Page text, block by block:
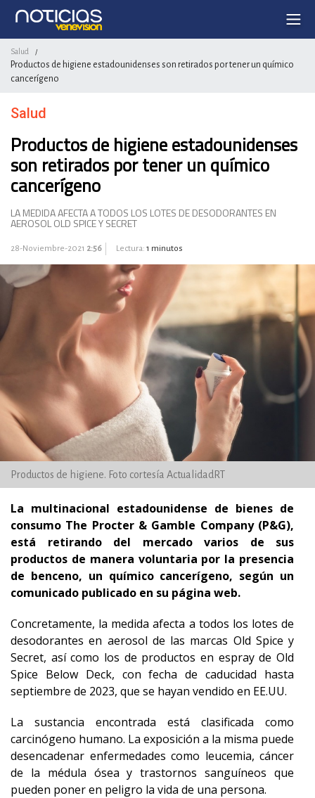
Salud /
Productos de higiene estadounidenses son retirados por tener un químico
cancerígeno
Salud
Productos de higiene estadounidenses
son retirados por tener un químico
cancerígeno
LA MEDIDA AFECTA A TODOS LOS LOTES DE DESODORANTES EN
AEROSOL OLD SPICE Y SECRET
28-Noviembre-2021 2:56 Lectura: 1 minutos
Productos de higiene. Foto cortesía ActualidadRT
La multinacional estadounidense de bienes de
consumo The Procter & Gamble Company (P&G),
está retirando del mercado varios de sus
productos de manera voluntaria por la presencia
de benceno, un químico cancerígeno, según un
comunicado publicado en su página web.
Concretamente, la medida afecta a todos los lotes de
desodorantes en aerosol de las marcas Old Spice y
Secret, así como los de productos en espray de Old
Spice Below Deck, con fecha de caducidad hasta
septiembre de 2023, que se hayan vendido en EE.UU.
La sustancia encontrada está clasificada como
carcinógeno humano. La exposición a la misma puede
desencadenar enfermedades como leucemia, cáncer
de la médula ósea y trastornos sanguíneos que
pueden poner en peligro la vida de una persona.